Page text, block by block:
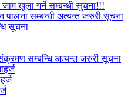
खुला गर्ने सम्बन्धी सुचना!!!
पालना सम्बन्धी अत्यन्त जरुरी सूचना
सूचना
सम्बन्धि अत्यन्त जरुरी सूचना